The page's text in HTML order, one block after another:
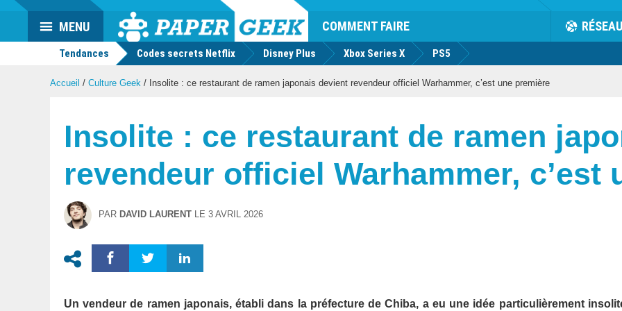
Actu
geek
COMMENT FAIRE RÉSEAU
MENU
Tendances Codes secrets Netflix Disney Plus Xbox Series X PS5
Accueil / Culture Geek / Insolite : ce restaurant de ramen japonais devient revendeur officiel Warhammer, c’est une première
Insolite : ce restaurant de ramen
revendeur officiel Warhammer, c’est
PAR DAVID LAURENT LE 3 AVRIL 2026
Un vendeur de ramen japonais, établi dans la préfecture de Chiba, a eu une idée particulièrement